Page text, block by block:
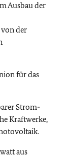
Ausbau der
der
für das
Strom-
Kraftwerke,
aus